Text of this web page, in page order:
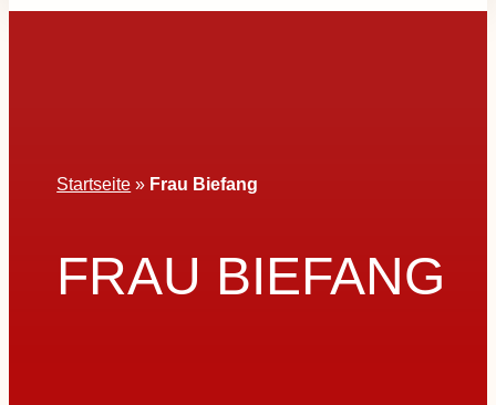
Startseite » Frau Biefang
FRAU BIEFANG